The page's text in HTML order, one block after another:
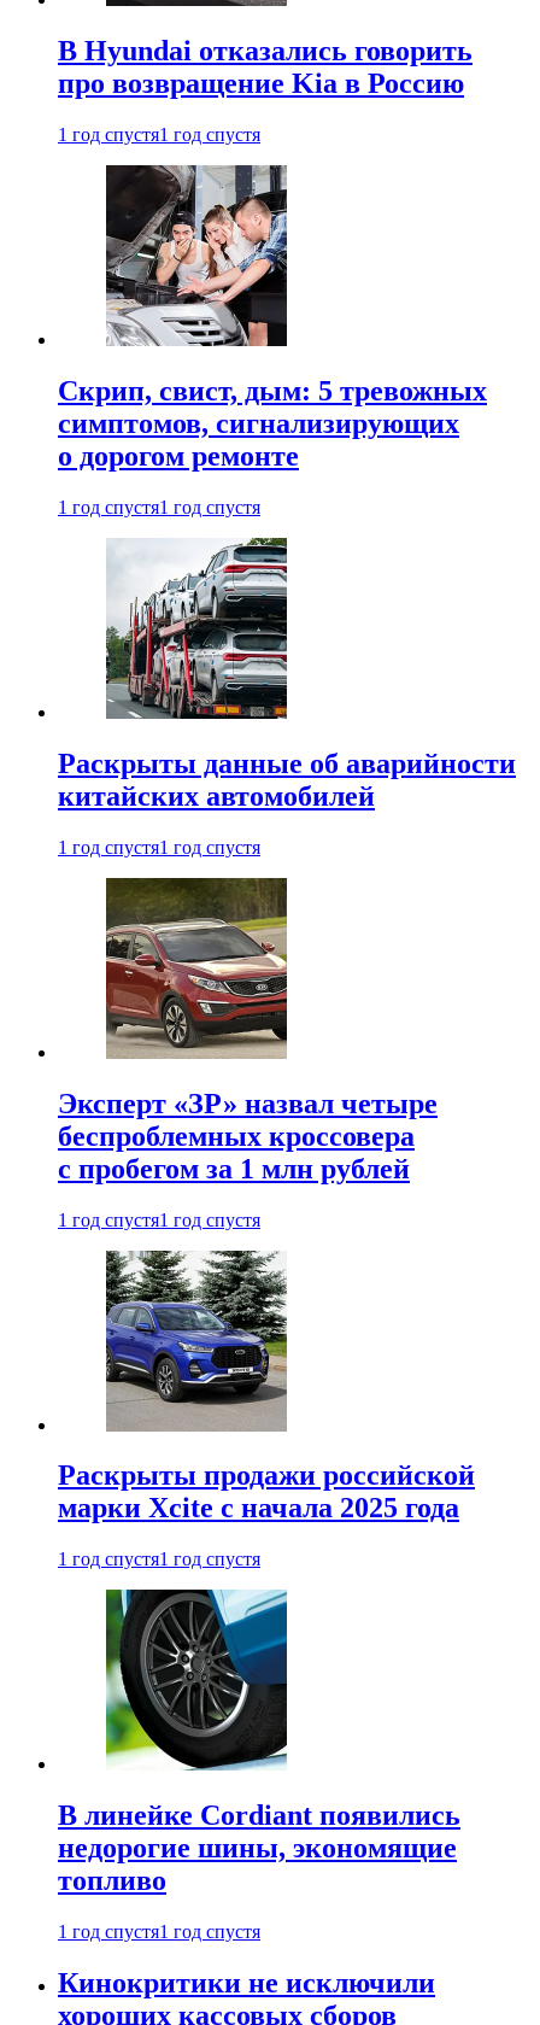
В Hyundai отказались говорить
про возвращение Kia в Россию
1 год спустя1 год спустя
Скрип, свист, дым: 5 тревожных
симптомов, сигнализирующих
о дорогом ремонте
1 год спустя1 год спустя
Раскрыты данные об аварийности
китайских автомобилей
1 год спустя1 год спустя
Эксперт «ЗР» назвал четыре
беспроблемных кроссовера
с пробегом за 1 млн рублей
1 год спустя1 год спустя
Раскрыты продажи российской
марки Xcite с начала 2025 года
1 год спустя1 год спустя
В линейке Cordiant появились
недорогие шины, экономящие
топливо
1 год спустя1 год спустя
Кинокритики не исключили
хороших кассовых сборов